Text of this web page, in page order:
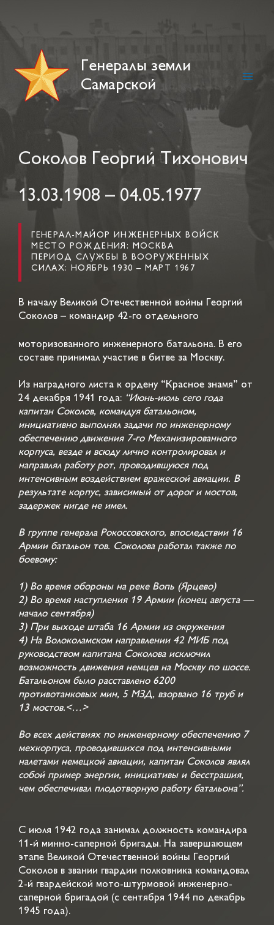
Генералы земли
Самарской
Соколов Георгий Тихонович
13.03.1908 – 04.05.1977
ГЕНЕРАЛ-МАЙОР ИНЖЕНЕРНЫХ ВОЙСК
МЕСТО РОЖДЕНИЯ: МОСКВА
ПЕРИОД СЛУЖБЫ В ВООРУЖЕННЫХ
СИЛАХ: НОЯБРЬ 1930 – МАРТ 1967
В началу Великой Отечественной войны Георгий
Соколов – командир 42-го отдельного
моторизованного инженерного батальона. В его
составе принимал участие в битве за Москву.
Из наградного листа к ордену “Красное знамя” от
24 декабря 1941 года: “Июнь-июль сего года
капитан Соколов, командуя батальоном,
инициативно выполнял задачи по инженерному
обеспечению движения 7-го Механизированного
корпуса, везде и всюду лично контролировал и
направлял работу рот, проводившуюся под
интенсивным воздействием вражеской авиации. В
результате корпус, зависимый от дорог и мостов,
задержек нигде не имел.
В группе генерала Рокоссовского, впоследствии 16
Армии батальон тов. Соколова работал также по
боевому:
1) Во время обороны на реке Вопь (Ярцево)
2) Во время наступления 19 Армии (конец августа —
начало сентября)
3) При выходе штаба 16 Армии из окружения
4) На Волоколамском направлении 42 МИБ под
руководством капитана Соколова исключил
возможность движения немцев на Москву по шоссе.
Батальоном было расставлено 6200
противотанковых мин, 5 МЗД, взорвано 16 труб и
13 мостов.<…>
Во всех действиях по инженерному обеспечению 7
мехкорпуса, проводившихся под интенсивными
налетами немецкой авиации, капитан Соколов являл
собой пример энергии, инициативы и бесстрашия,
чем обеспечивал плодотворную работу батальона”.
С июля 1942 года занимал должность командира
11-й минно-саперной бригады. На завершающем
этапе Великой Отечественной войны Георгий
Соколов в звании гвардии полковника командовал
2-й гвардейской мото-штурмовой инженерно-
саперной бригадой (с сентября 1944 по декабрь
1945 года).